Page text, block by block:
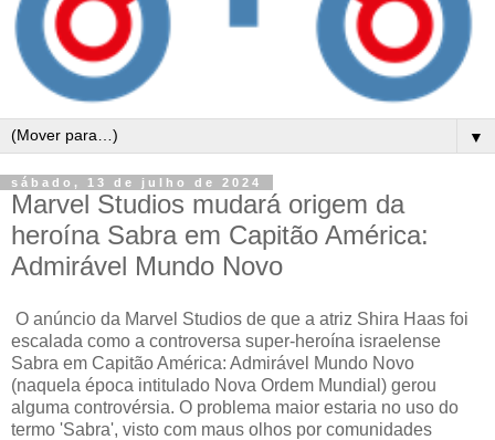
▼
sábado, 13 de julho de 2024
Marvel Studios mudará origem da
heroína Sabra em Capitão América:
Admirável Mundo Novo
O anúncio da Marvel Studios de que a atriz Shira Haas foi
escalada como a controversa super-heroína israelense
Sabra em Capitão América: Admirável Mundo Novo
(naquela época intitulado Nova Ordem Mundial) gerou
alguma controvérsia. O problema maior estaria no uso do
termo 'Sabra', visto com maus olhos por comunidades